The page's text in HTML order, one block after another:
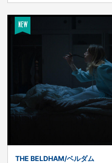
THE BELDHAM/ベルダム